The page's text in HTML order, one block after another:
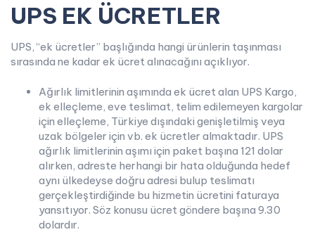
UPS EK ÜCRETLER
UPS, “ek ücretler” başlığında hangi ürünlerin taşınması
sırasında ne kadar ek ücret alınacağını açıklıyor.
Ağırlık limitlerinin aşımında ek ücret alan UPS Kargo,
ek elleçleme, eve teslimat, telim edilemeyen kargolar
için elleçleme, Türkiye dışındaki genişletilmiş veya
uzak bölgeler için vb. ek ücretler almaktadır. UPS
ağırlık limitlerinin aşımı için paket başına 121 dolar
alırken, adreste herhangi bir hata olduğunda hedef
aynı ülkedeyse doğru adresi bulup teslimatı
gerçekleştirdiğinde bu hizmetin ücretini faturaya
yansıtıyor. Söz konusu ücret göndere başına 9.30
dolardır.